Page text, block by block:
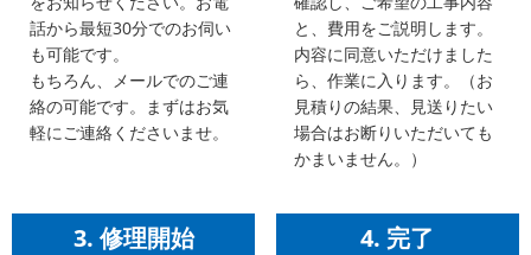
話から最短30分でのお伺い
も可能です。
もちろん、メールでのご連
絡の可能です。まずはお気
軽にご連絡くださいませ。
と、費用をご説明します。
内容に同意いただけました
ら、作業に入ります。（お
見積りの結果、見送りたい
場合はお断りいただいても
かまいません。）
3. 修理開始 4. 完了